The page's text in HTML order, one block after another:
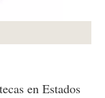
en Estados